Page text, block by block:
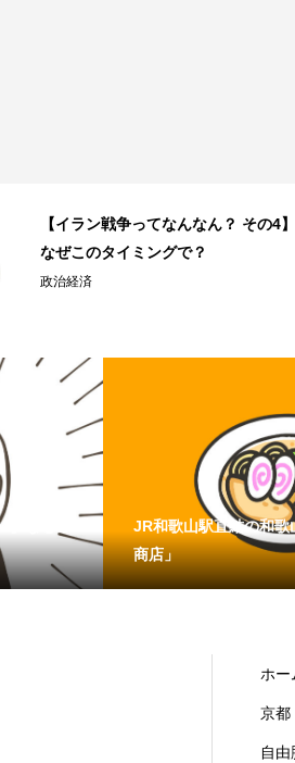
JR和歌山駅直結の和歌山ラーメン店
「丸美商店」
京都どすえ
なぜこ
JR和歌山駅直結の和歌
商店」
ホー
京都
自